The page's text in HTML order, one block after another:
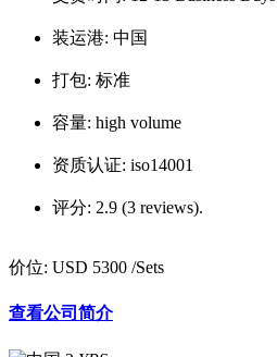
装运港: 中国
打包: 标准
容量: high volume
资质认证: iso14001
评分: 2.9 (3 reviews).
价位: USD 5300 /Sets
查看公司简介